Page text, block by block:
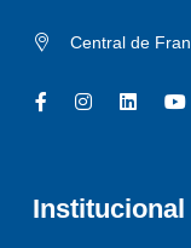
Central de
Institucional